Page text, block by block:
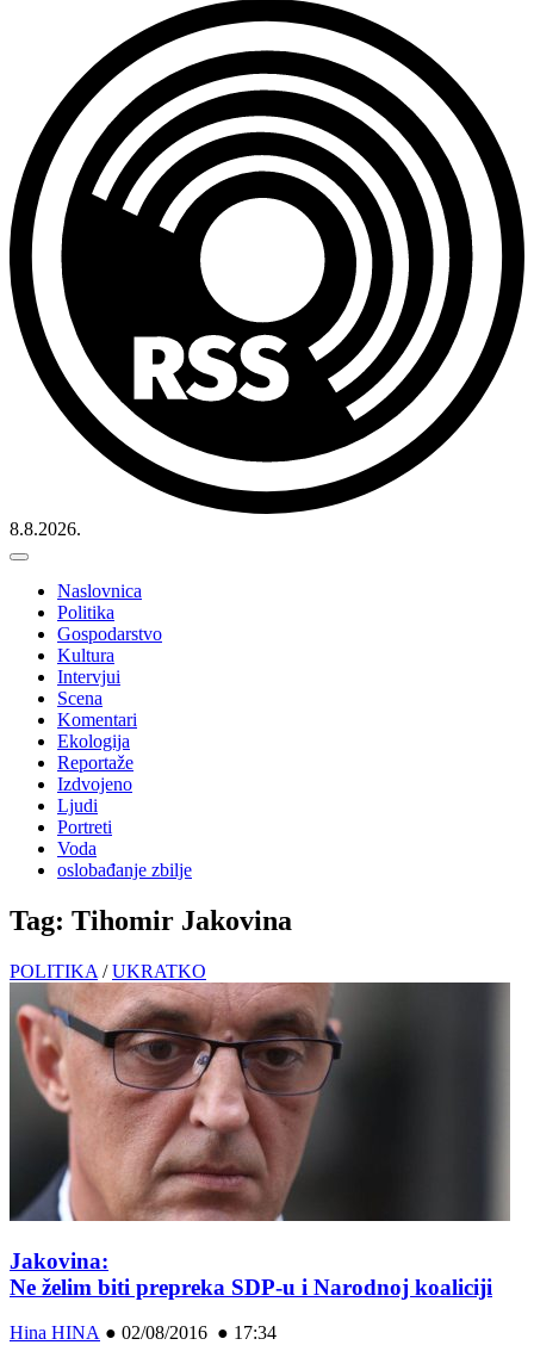
8.8.2026.
Naslovnica
Politika
Gospodarstvo
Kultura
Intervjui
Scena
Komentari
Ekologija
Reportaže
Izdvojeno
Ljudi
Portreti
Voda
oslobađanje zbilje
Tag: Tihomir Jakovina
POLITIKA /UKRATKO
Jakovina:
Ne želim biti prepreka SDP-u i Narodnoj koaliciji
Hina HINA ● 02/08/2016 ● 17:34